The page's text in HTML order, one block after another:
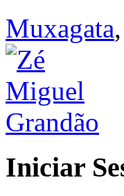
Muxagata,
Iniciar